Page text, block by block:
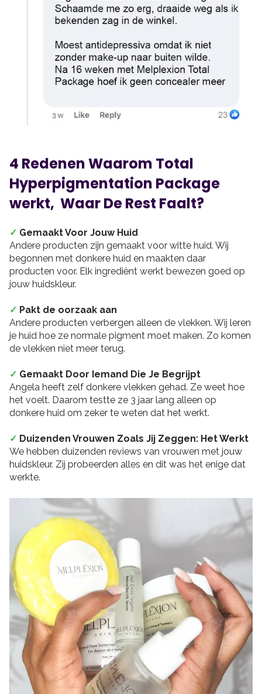
4 Redenen Waarom Total
Hyperpigmentation Package
werkt, Waar De Rest Faalt?
✓ Gemaakt Voor Jouw Huid
Andere producten zijn gemaakt voor witte huid. Wij
begonnen met donkere huid en maakten daar
producten voor. Elk ingrediënt werkt bewezen goed op
jouw huidskleur.
✓ Pakt de oorzaak aan
Andere producten verbergen alleen de vlekken. Wij leren
je huid hoe ze normale pigment moet maken. Zo komen
de vlekken niet meer terug.
✓ Gemaakt Door Iemand Die Je Begrijpt
Angela heeft zelf donkere vlekken gehad. Ze weet hoe
het voelt. Daarom testte ze 3 jaar lang alleen op
donkere huid om zeker te weten dat het werkt.
✓ Duizenden Vrouwen Zoals Jij Zeggen: Het Werkt
We hebben duizenden reviews van vrouwen met jouw
huidskleur. Zij probeerden alles en dit was het enige dat
werkte.